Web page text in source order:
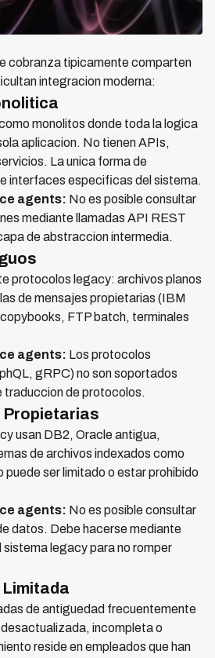
cobranza tipicamente comparten
integracion moderna:
monolitos donde toda la logica
aplicacion. No tienen APIs,
La unica forma de
interfaces especificas del sistema.
agents: No es posible consultar
mediante llamadas API REST
de abstraccion intermedia.
protocolos legacy: archivos planos
de mensajes propietarias (IBM
FTP batch, terminales
agents: Los protocolos
gRPC) no son soportados
traduccion de protocolos.
Propietarias
usan DB2, Oracle antigua,
de archivos indexados como
ser limitado o estar prohibido
agents: No es posible consultar
datos. Debe hacerse mediante
legacy para no romper
de antiguedad frecuentemente
incompleta o
reside en empleados que han